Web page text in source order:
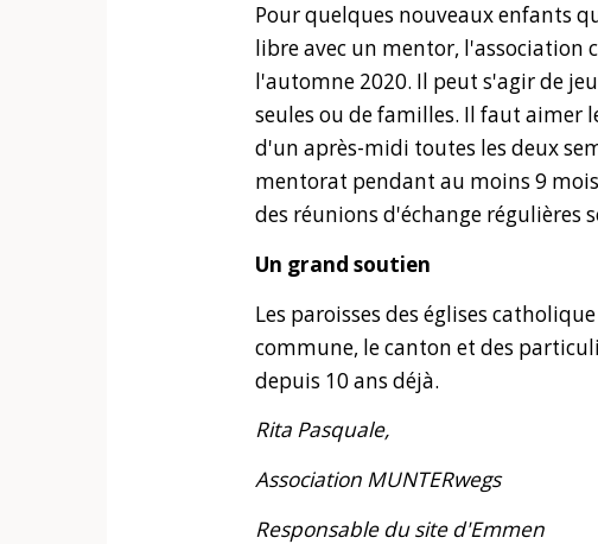
Pour quelques nouveaux enfants
libre avec un mentor, l'association
l'automne 2020. Il peut s'agir de
seules ou de familles. Il faut aimer
d'un après-midi toutes les deux
mentorat pendant au moins 9
des réunions d'échange régulières
Un grand soutien
Les paroisses des églises
commune, le canton et des
depuis 10 ans déjà.
Rita Pasquale,
Association MUNTERwegs
Responsable du site d'Emmen